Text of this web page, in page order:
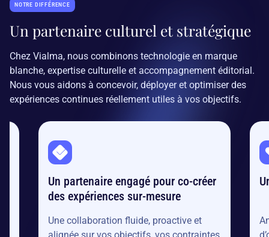
NOTRE DIFFÉRENCE
Un partenaire culturel et stratégique
Chez Vialma, nous combinons technologie en marque
blanche, expertise culturelle et accompagnement éditorial.
Nous vous aidons à concevoir, déployer et optimiser des
expériences continues réellement utiles à vos objectifs.
Un partenaire engagé pour co-créer
des expériences sur-mesure
Une collaboration fluide, proactive et